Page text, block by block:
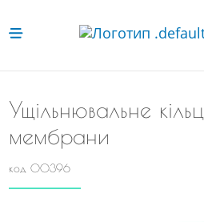
Ущільнювальне
мембрани
код 00396